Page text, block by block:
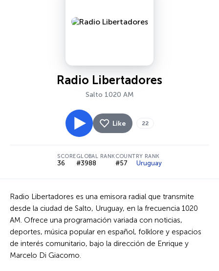
Radio Libertadores
Salto 1020 AM
Like 22
SCORE
36
GLOBAL RANK
#3988
COUNTRY RANK
#57 Uruguay
Radio Libertadores es una emisora radial que transmite
desde la ciudad de Salto, Uruguay, en la frecuencia 1020
AM. Ofrece una programación variada con noticias,
deportes, música popular en español, folklore y espacios
de interés comunitario, bajo la dirección de Enrique y
Marcelo Di Giacomo.